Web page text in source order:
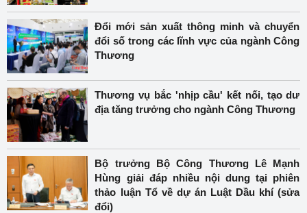
Đổi mới sản xuất thông minh và chuyển
đổi số trong các lĩnh vực của ngành Công
Thương
Thương vụ bắc 'nhịp cầu' kết nối, tạo dư
địa tăng trưởng cho ngành Công Thương
Bộ trưởng Bộ Công Thương Lê Mạnh
Hùng giải đáp nhiều nội dung tại phiên
thảo luận Tổ về dự án Luật Dầu khí (sửa
đổi)